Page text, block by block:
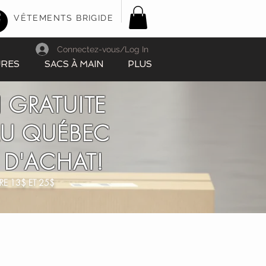
VÊTEMENTS BRIGIDE
SACS À MAIN PLUS
Connectez-vous/Log In
QUÉBEC
13$ ET 25$